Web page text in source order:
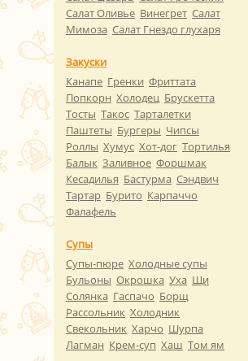
Салат Оливье Винегрет Салат
Мимоза Салат Гнездо глухаря
Закуски
Канапе Гренки Фриттата
Попкорн Холодец Брускетта
Тосты Такос Тарталетки
Паштеты Бургеры Чипсы
Роллы Хумус Хот-дог Тортилья
Балык Заливное Форшмак
Кесадилья Бастурма Сэндвич
Тартар Бурито Карпаччо
Фалафель
Супы
Супы-пюре Холодные супы
Бульоны Окрошка Уха Щи
Солянка Гаспачо Борщ
Рассольник Холодник
Свекольник Харчо Шурпа
Лагман Крем-суп Хаш Том ям